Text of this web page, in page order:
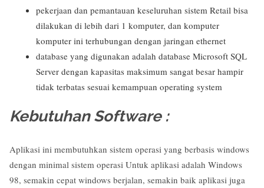
pekerjaan dan pemantauan keseluruhan sistem Retail bisa
dilakukan di lebih dari 1 komputer, dan komputer
komputer ini terhubungan dengan jaringan ethernet
database yang digunakan adalah database Microsoft SQL
Server dengan kapasitas maksimum sangat besar hampir
tidak terbatas sesuai kemampuan operating system
Kebutuhan Software :
Aplikasi ini membutuhkan sistem operasi yang berbasis windows
dengan minimal sistem operasi Untuk aplikasi adalah Windows
98, semakin cepat windows berjalan, semakin baik aplikasi juga